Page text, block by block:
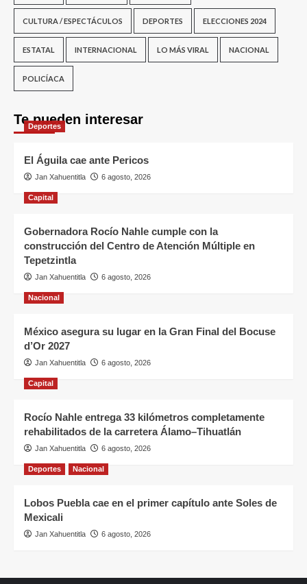
CULTURA / ESPECTÁCULOS DEPORTES ELECCIONES 2024
ESTATAL INTERNACIONAL LO MÁS VIRAL NACIONAL
POLICÍACA
Te pueden interesar
Deportes
El Águila cae ante Pericos
Jan Xahuentitla 6 agosto, 2026
Capital
Gobernadora Rocío Nahle cumple con la
construcción del Centro de Atención Múltiple en
Tepetzintla
Jan Xahuentitla 6 agosto, 2026
Nacional
México asegura su lugar en la Gran Final del Bocuse
d’Or 2027
Jan Xahuentitla 6 agosto, 2026
Capital
Rocío Nahle entrega 33 kilómetros completamente
rehabilitados de la carretera Álamo–Tihuatlán
Jan Xahuentitla 6 agosto, 2026
Deportes Nacional
Lobos Puebla cae en el primer capítulo ante Soles de
Mexicali
Jan Xahuentitla 6 agosto, 2026